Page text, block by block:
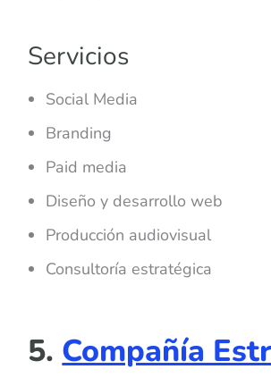
Servicios
Social Media
Branding
Paid media
Diseño y desarrollo web
Producción audiovisual
Consultoría estratégica
5.Compañía